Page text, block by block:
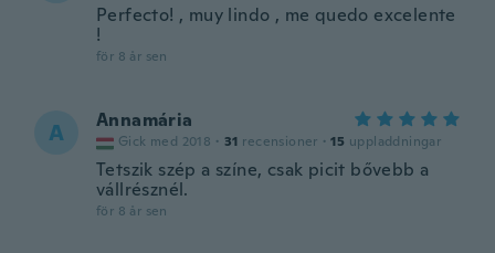
Perfecto! , muy lindo , me quedo excelente
!
för 8 år sen
A Annamária
Gick med 2018 · 31 recensioner · 15 uppladdningar
Tetszik szép a színe, csak picit bővebb a
vállrésznél.
för 8 år sen